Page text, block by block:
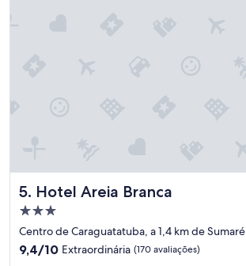
b
a
5. Hotel Areia Branca
Hotel Areia Branca
Propriedade
3.0
estrelas
Centro de Caraguatatuba, a 1,4 km de Sumaré
9.4
9,4/10 Extraordinária (170 avaliações)